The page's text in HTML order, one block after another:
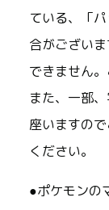
ている、「
合がござい
できません。
また、一部
座いますの
ください。
●ポケモンの